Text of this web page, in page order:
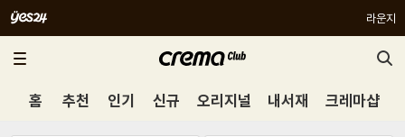
라운지
홈 추천 인기 신규 오리지널 내서재 크레마샵